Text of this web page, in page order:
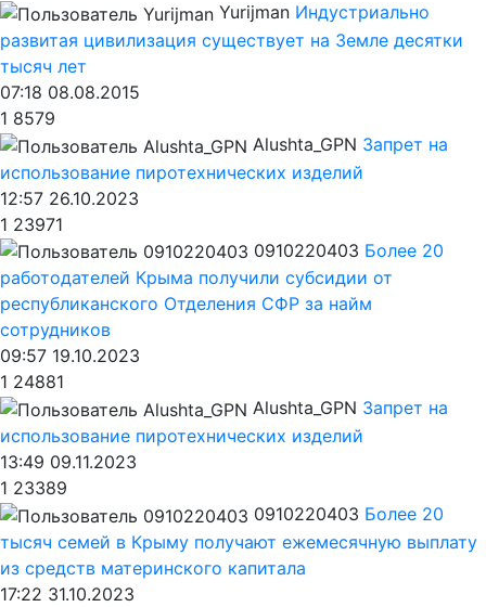
Yurijman Индустриально
развитая цивилизация существует на Земле десятки
тысяч лет
07:18 08.08.2015
1 8579
Alushta_GPN Запрет на
использование пиротехнических изделий
12:57 26.10.2023
1 23971
0910220403 Более 20
работодателей Крыма получили субсидии от
республиканского Отделения СФР за найм
сотрудников
09:57 19.10.2023
1 24881
Alushta_GPN Запрет на
использование пиротехнических изделий
13:49 09.11.2023
1 23389
0910220403 Более 20
тысяч семей в Крыму получают ежемесячную выплату
из средств материнского капитала
17:22 31.10.2023